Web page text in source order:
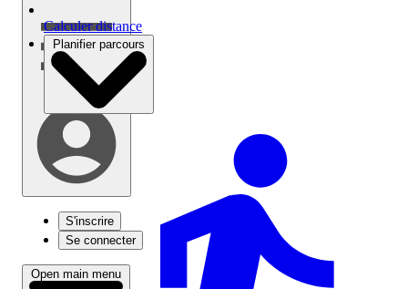
S'inscrire
Se connecter
Open main menu
Calculer distance
Planifier parcours